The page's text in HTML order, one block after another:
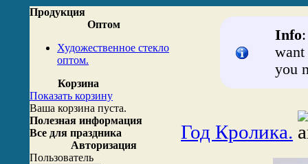
Продукция
Оптом
Художественное стекло
оптом.
Корзина
Показать корзину
Ваша корзина пуста.
Полезная информация
Все для праздника
Авторизация
Пользователь
Info
you
Год Кролика.